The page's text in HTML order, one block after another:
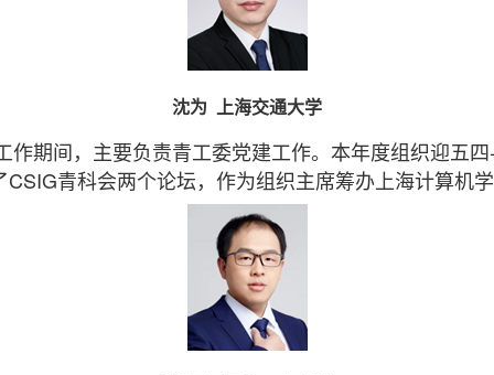
沈为 上海交通大学
作期间，主要负责青工委党建工作。本年度组织迎五
青科会两个论坛，作为组织主席筹办上海计算机